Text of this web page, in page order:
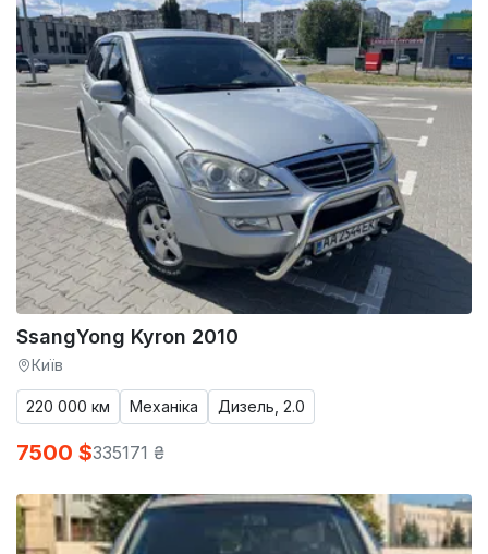
SsangYong Kyron 2010
Київ
220 000 км Механіка Дизель, 2.0
7500 $335171 ₴